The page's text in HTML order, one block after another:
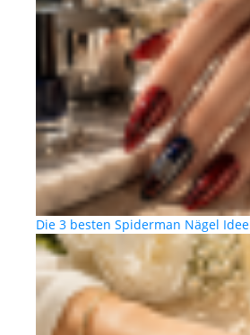
Die 3 besten Spiderman Nägel